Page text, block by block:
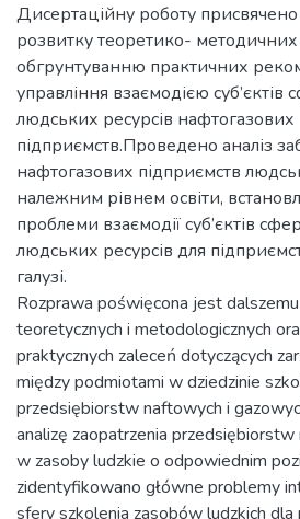
Дисертаційну роботу
розвитку теоретико-
обгрунтуванню практичних
управління взаємодією суб’єктів
людських ресурсів нафтогазових
підприємств.Проведено аналіз
нафтогазових підприємств
належним рівнем освіти,
проблеми взаємодії суб’єктів
людських ресурсів для
галузі.
Rozprawa poświęcona jest
teoretycznych i metodologicznych
praktycznych zaleceń dotyczących
między podmiotami w dziedzinie
przedsiębiorstw naftowych i
analizę zaopatrzenia
w zasoby ludzkie o odpowiednim
zidentyfikowano główne problemy
sfery szkolenia zasobów ludzkich